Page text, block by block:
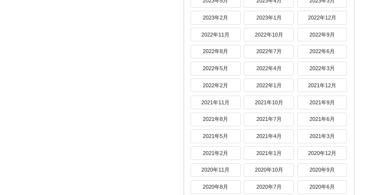
2023年2月 2023年1月 2022年12月
2022年11月 2022年10月 2022年9月
2022年8月 2022年7月 2022年6月
2022年5月 2022年4月 2022年3月
2022年2月 2022年1月 2021年12月
2021年11月 2021年10月 2021年9月
2021年8月 2021年7月 2021年6月
2021年5月 2021年4月 2021年3月
2021年2月 2021年1月 2020年12月
2020年11月 2020年10月 2020年9月
2020年8月 2020年7月 2020年6月